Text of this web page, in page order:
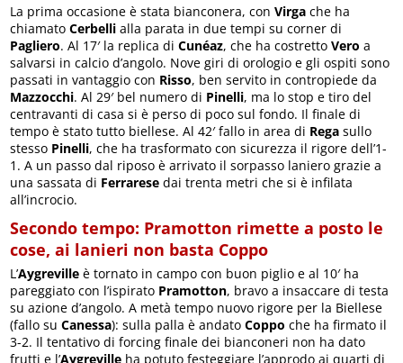
La prima occasione è stata bianconera, conVirga che ha
chiamatoCerbelli alla parata in due tempi su corner di
Pagliero. Al 17′ la replica diCunéaz, che ha costrettoVero a
salvarsi in calcio d’angolo. Nove giri di orologio e gli ospiti sono
passati in vantaggio con Risso, ben servito in contropiede da
Mazzocchi. Al 29′ bel numero di Pinelli, ma lo stop e tiro del
centravanti di casa si è perso di poco sul fondo. Il finale di
tempo è stato tutto biellese. Al 42′ fallo in area di Rega sullo
stesso Pinelli, che ha trasformato con sicurezza il rigore dell’1-
1. A un passo dal riposo è arrivato il sorpasso laniero grazie a
una sassata di Ferrarese dai trenta metri che si è infilata
all’incrocio.
Secondo tempo: Pramotton rimette a posto le
cose, ai lanieri non basta Coppo
L’Aygreville è tornato in campo con buon piglio e al 10′ ha
pareggiato con l’ispirato Pramotton, bravo a insaccare di testa
su azione d’angolo. A metà tempo nuovo rigore per la Biellese
(fallo suCanessa): sulla palla è andatoCoppo che ha firmato il
3-2. Il tentativo di forcing finale dei bianconeri non ha dato
frutti e l’Aygreville ha potuto festeggiare l’approdo ai quarti di